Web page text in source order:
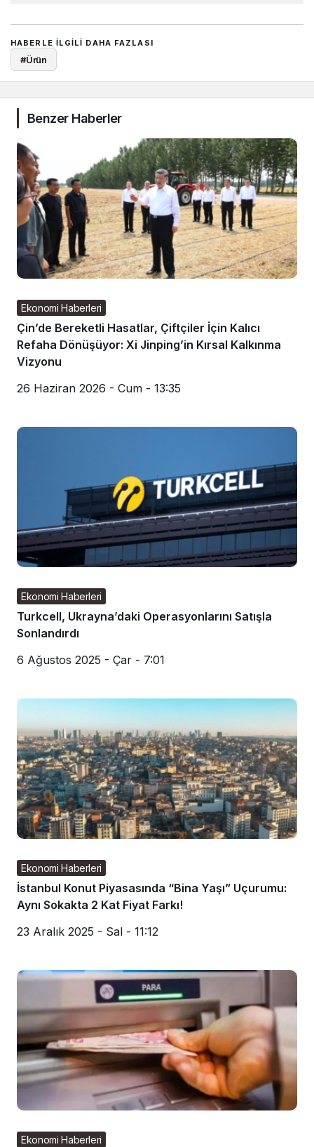
HABERLE ILGILI DAHA FAZLASI
#Ürün
Benzer Haberler
Ekonomi Haberleri
Çin’de Bereketli Hasatlar, Çiftçiler İçin Kalıcı
Refaha Dönüşüyor: Xi Jinping’in Kırsal Kalkınma
Vizyonu
26 Haziran 2026 - Cum - 13:35
Ekonomi Haberleri
Turkcell, Ukrayna’daki Operasyonlarını Satışla
Sonlandırdı
6 Ağustos 2025 - Çar - 7:01
Ekonomi Haberleri
İstanbul Konut Piyasasında “Bina Yaşı” Uçurumu:
Aynı Sokakta 2 Kat Fiyat Farkı!
23 Aralık 2025 - Sal - 11:12
Ekonomi Haberleri